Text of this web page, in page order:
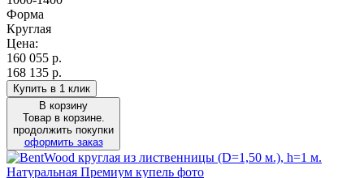
Форма
Круглая
Цена:
160 055 р.
168 135 р.
Купить в 1 клик
В корзину
Товар в корзине.
продолжить покупки
оформить заказ